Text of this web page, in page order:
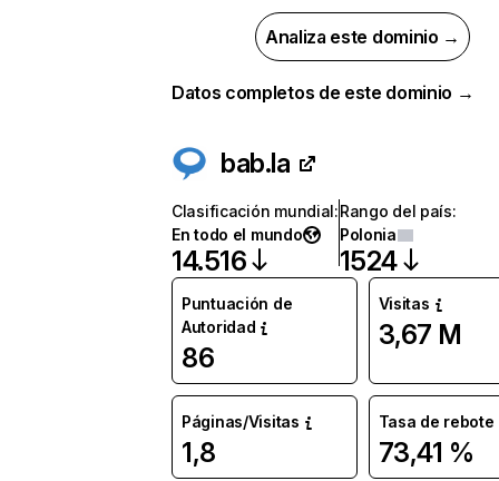
Analiza este dominio →
Datos completos de este dominio →
bab.la
Clasificación mundial:
En todo el mundo
14.516
Rango del país:
Polonia
1524
Puntuación de
Autoridad
86
Visitas
3,67 M
Páginas/Visitas
1,8
Tasa de rebote
73,41 %